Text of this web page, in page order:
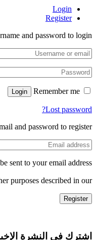
Login
Register
and password to login.
Remember me
Login
Lost password?
and password to register.
sent to your email address.
purposes described in our
Register
اشترك في النشرة